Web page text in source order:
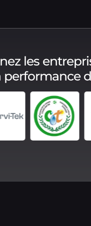
les
performance